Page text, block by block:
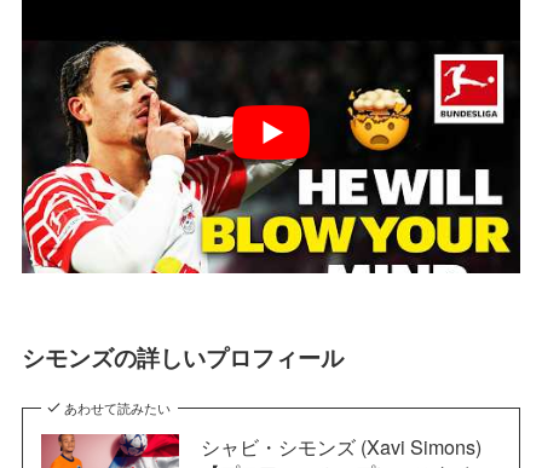
シモンズの詳しいプロフィール
あわせて読みたい
シャビ・シモンズ (Xavi Simons)